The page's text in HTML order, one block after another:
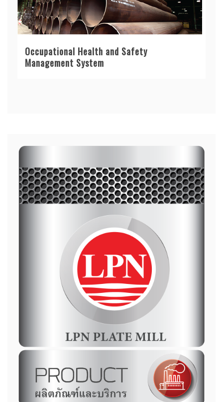
Occupational Health and Safety
Management System